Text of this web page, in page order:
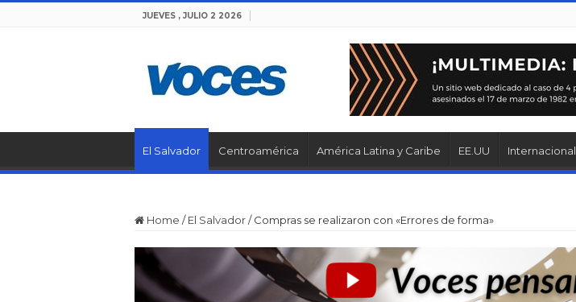
JUEVES , JULIO 2 2026
El Salvador Centroamérica América Latina y Caribe EE.UU Internacional
Home / El Salvador/ Compras se realizaron con «Errores de forma»